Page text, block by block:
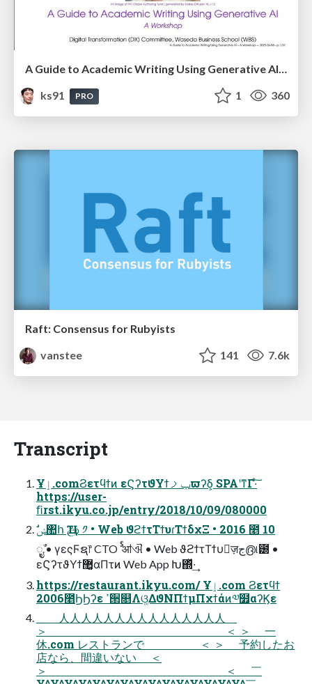
A Guide to Academic Writing Using Generative AI - A Workshop
ks91
PRO 1 360
Raft: Consensus for Rubyists
vanstee
141 7.6k
Transcript
Ұٳ.comϨετϥϯͷ εϚʔτϑΥϯݕࡧϖʔδ͕ SPAʹͳΓ·ͨ͠
https://user-
ﬁrst.ikyu.co.jp/entry/2018/10/09/080000
ࣗݾ঺հ Ҵඌ ༡ • Web ϑϩϯτΤϯυɾΤϯδχΞ • 2016 ೥ 10
݄ೖࣾ • γεςϜຊ෦ CTO ࣨ ॴଐ • Web ϑϩϯτΤϯυٕज़ج൫୲౰ •
εϚʔτϑΥϯ޲͚αΠτͷ Web App Խ΍ͬͯ·͢
https://restaurant.ikyu.com/ Ұٳ.com Ϩετϥϯ
2006೥ϦϦʔε ߴ੒௕Λଓ͚ΔϑΝΠϯμΠχϯάͷ༧໿αʔϏε
＿⼈⼈⼈⼈⼈⼈⼈⼈⼈⼈⼈⼈⼈⼈⼈＿
＞ ＜ ＞ ⼀
休.com レストランで ＜ ＞ 予約したお
店なら、間違いない ＜
＞ ＜ ￣